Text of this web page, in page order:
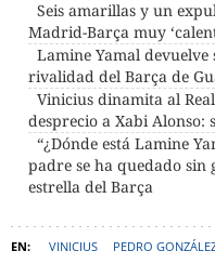
Seis amarillas y un
Madrid-Barça muy
Lamine Yamal devuelve
rivalidad del Barça de
Vinicius dinamita al
desprecio a Xabi Alonso:
“¿Dónde está Lamine
padre se ha quedado sin
estrella del Barça
VINICIUS PEDRO